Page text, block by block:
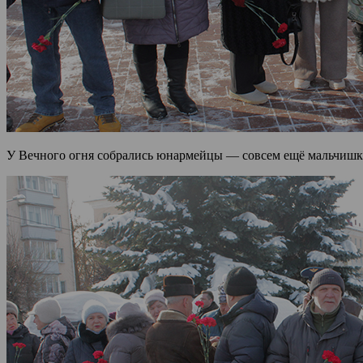
У Вечного огня собрались юнармейцы — совсем ещё